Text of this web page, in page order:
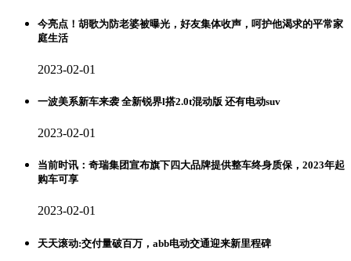
今亮点！胡歌为防老婆被曝光，好友集体收声，呵护他渴求的平常家
庭生活
2023-02-01
一波美系新车来袭 全新锐界l搭2.0t混动版 还有电动suv
2023-02-01
当前时讯：奇瑞集团宣布旗下四大品牌提供整车终身质保，2023年起
购车可享
2023-02-01
天天滚动:交付量破百万，abb电动交通迎来新里程碑